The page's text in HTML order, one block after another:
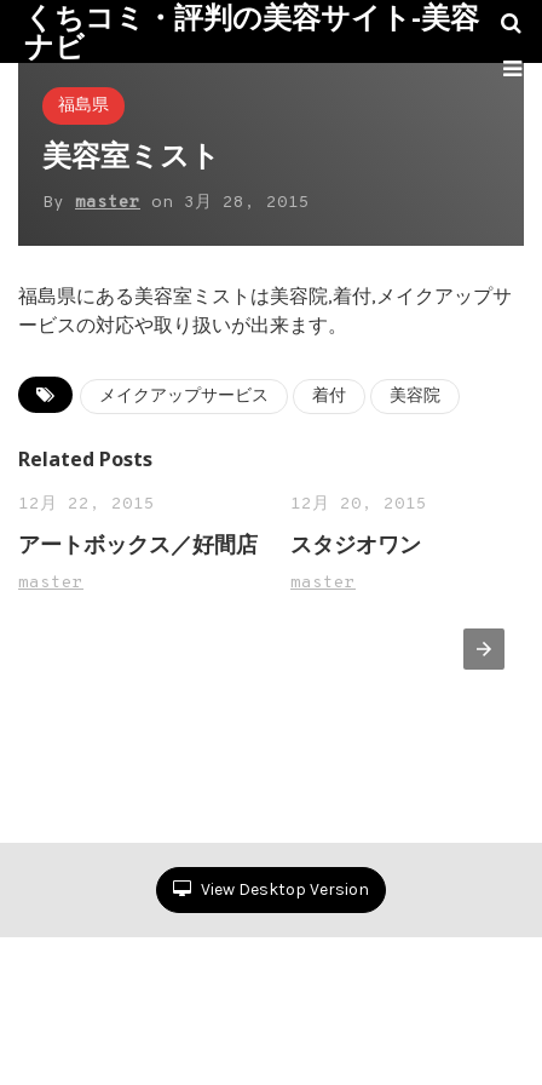
くちコミ・評判の美容サイト-美容
ナビ
福島県
美容室ミスト
By master on 3月 28, 2015
福島県にある美容室ミストは美容院,着付,メイクアップサ
ービスの対応や取り扱いが出来ます。
メイクアップサービス 着付 美容院
Related Posts
12月 22, 2015
アートボックス／好間店
master
12月 20, 2015
スタジオワン
master
View Desktop Version